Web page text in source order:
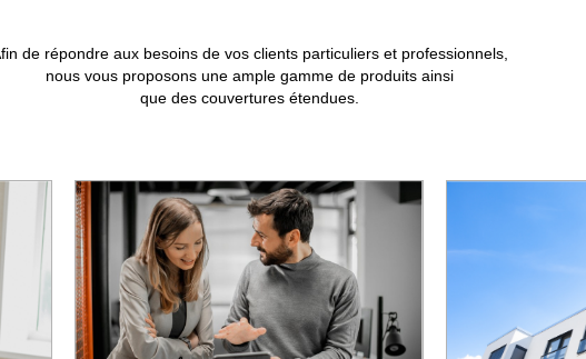
de répondre aux besoins de vos clients particuliers et professionnels,
nous vous proposons une ample gamme de produits ainsi
que des couvertures étendues.